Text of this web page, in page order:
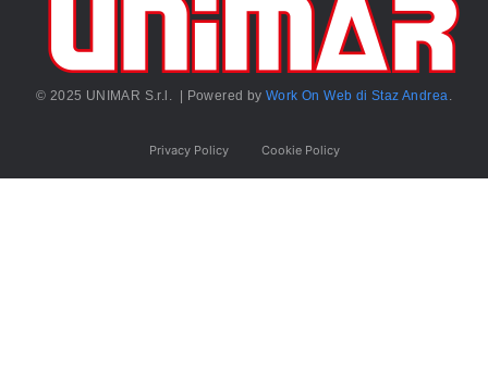
© 2025 UNIMAR S.r.l. | Powered byWork On Web di Staz Andrea.
Privacy Policy Cookie Policy